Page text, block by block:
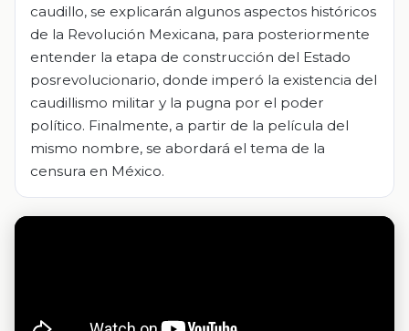
caudillo, se explicarán algunos aspectos históricos
de la Revolución Mexicana, para posteriormente
entender la etapa de construcción del Estado
posrevolucionario, donde imperó la existencia del
caudillismo militar y la pugna por el poder
político. Finalmente, a partir de la película del
mismo nombre, se abordará el tema de la
censura en México.